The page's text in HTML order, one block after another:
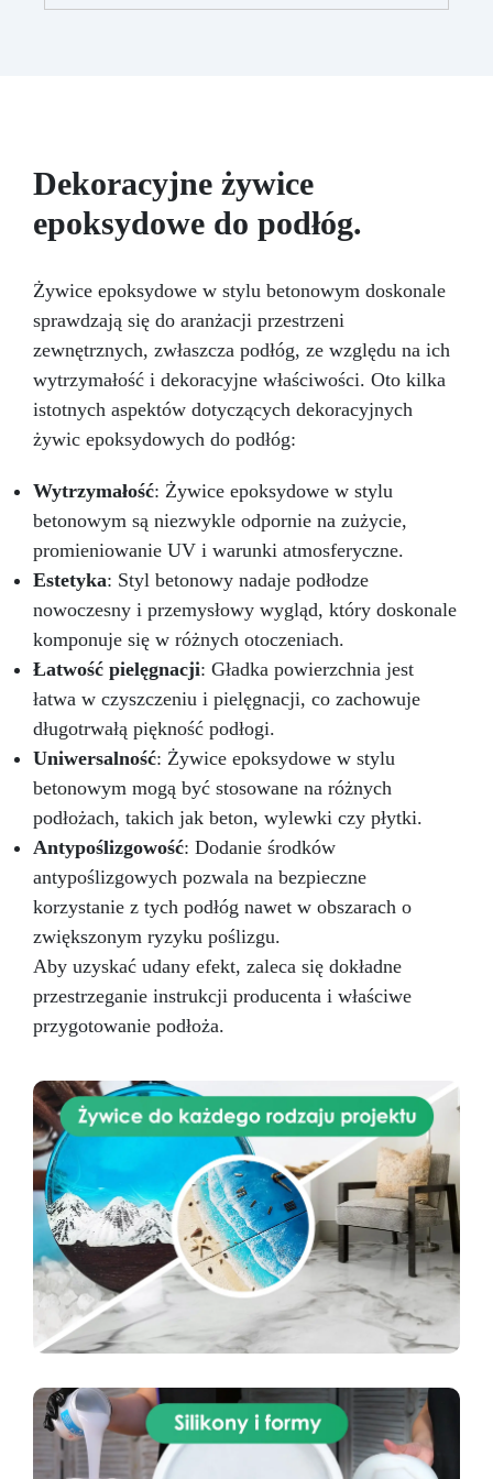
grubości około milimetra i niezbyt agresywnych
Dekoracyjne żywice
epoksydowe do podłóg.
Żywice epoksydowe w stylu betonowym doskonale
sprawdzają się do aranżacji przestrzeni
zewnętrznych, zwłaszcza podłóg, ze względu na ich
wytrzymałość i dekoracyjne właściwości. Oto kilka
istotnych aspektów dotyczących dekoracyjnych
żywic epoksydowych do podłóg:
Wytrzymałość: Żywice epoksydowe w stylu
betonowym są niezwykle odpornie na zużycie,
promieniowanie UV i warunki atmosferyczne.
Estetyka: Styl betonowy nadaje podłodze
nowoczesny i przemysłowy wygląd, który doskonale
komponuje się w różnych otoczeniach.
Łatwość pielęgnacji: Gładka powierzchnia jest
łatwa w czyszczeniu i pielęgnacji, co zachowuje
długotrwałą piękność podłogi.
Uniwersalność: Żywice epoksydowe w stylu
betonowym mogą być stosowane na różnych
podłożach, takich jak beton, wylewki czy płytki.
Antypoślizgowość: Dodanie środków
antypoślizgowych pozwala na bezpieczne
korzystanie z tych podłóg nawet w obszarach o
zwiększonym ryzyku poślizgu.
Aby uzyskać udany efekt, zaleca się dokładne
przestrzeganie instrukcji producenta i właściwe
przygotowanie podłoża.